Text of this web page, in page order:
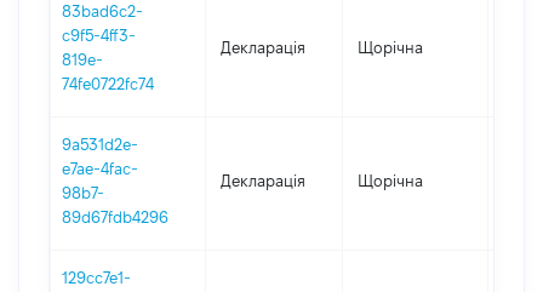
83bad6c2-
c9f5-4ff3-
819e-
74fe0722fc74
Декларація Щорічна
9a531d2e-
e7ae-4fac-
98b7-
89d67fdb4296
Декларація Щорічна
129cc7e1-